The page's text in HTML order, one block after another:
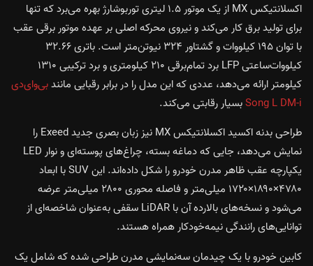
اکسلانتیکس MX از یک موتور ۱.۵ لیتری توربوشارژ بهره می‌برد که تنها
برای تولید برق کار می‌کند و نیروی محرکه اصلی بر عهده موتور برقی عقب
با توان ۱۹۵ کیلووات و گشتاور ۳۲۴ نیوتن‌متر است. باتری ۳۲.۶۶
کیلووات‌ساعتی LFP برد تمام‌برقی ۲۱۰ کیلومتری و برد ترکیبی ۱۳۱۰
کیلومتر ارائه می‌دهد، عددی که این مدل را در برابر رقبایی مانندبی‌وای‌دی
Song L DM-iبسیار رقابتی می‌کند.
طراحی بدنه اکسید اکسلانتیکس MX نیز زبان بصری جدید Exeed را
نمایش می‌دهد، جایی که دماغه بسته، چراغ‌های پوسته‌ای و نوار LED
یکپارچه عقب ظاهر مدرن خودرو را شکل داده‌اند. این SUV با ابعاد
۴۷۸۰×۱۸۹۰×۱۷۲۰ میلی‌متر و فاصله محوری ۲۸۰۰ میلی‌متر عرضه
می‌شود و نسخه‌های بالارده آن با LiDAR سقفی به‌عنوان شاخصه‌ای از
توانایی‌های رانندگی نیمه‌خودکار همراه هستند.
کابین خودرو با یک چیدمان سه‌نمایشی مدرن طراحی شده که شامل یک